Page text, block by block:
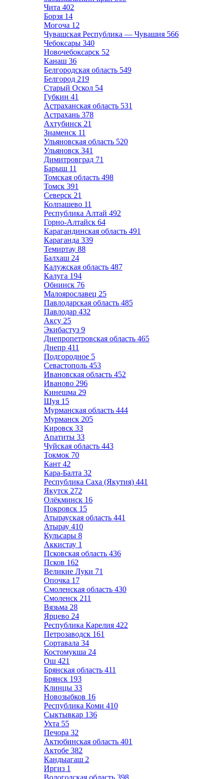
Чита 402
Борзя 14
Могоча 12
Чувашская Республика — Чувашия 566
Чебоксары 340
Новочебоксарск 52
Канаш 36
Белгородская область 549
Белгород 219
Старый Оскол 54
Губкин 41
Астраханская область 531
Астрахань 378
Ахтубинск 21
Знаменск 11
Ульяновская область 520
Ульяновск 341
Димитровград 71
Барыш 11
Томская область 498
Томск 391
Северск 21
Колпашево 11
Республика Алтай 492
Горно-Алтайск 64
Карагандинская область 491
Караганда 339
Темиртау 88
Балхаш 24
Калужская область 487
Калуга 194
Обнинск 76
Малоярославец 25
Павлодарская область 485
Павлодар 432
Аксу 25
Экибастуз 9
Днепропетровская область 465
Днепр 411
Подгородное 5
Севастополь 453
Ивановская область 452
Иваново 296
Кинешма 29
Шуя 15
Мурманская область 444
Мурманск 205
Кировск 33
Апатиты 33
Чуйская область 443
Токмок 70
Кант 42
Кара-Балта 32
Республика Саха (Якутия) 441
Якутск 272
Олёкминск 16
Покровск 15
Атырауская область 441
Атырау 410
Кульсары 8
Аккистау 1
Псковская область 436
Псков 162
Великие Луки 71
Опочка 17
Смоленская область 430
Смоленск 211
Вязьма 28
Ярцево 24
Республика Карелия 422
Петрозаводск 161
Сортавала 34
Костомукша 24
Ош 421
Брянская область 411
Брянск 193
Клинцы 33
Новозыбков 16
Республика Коми 410
Сыктывкар 136
Ухта 55
Печора 32
Актюбинская область 401
Актобе 382
Кандыагаш 2
Иргиз 1
Вологодская область 398